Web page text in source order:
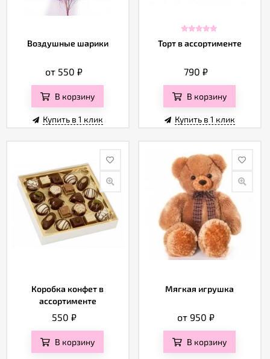
Воздушные шарики
от 550₽
В корзину
Купить в 1 клик
Торт в ассортименте
790₽
В корзину
Купить в 1 клик
Коробка конфет в
ассортименте
550 ₽
В корзину
Мягкая игрушка
от 950₽
В корзину